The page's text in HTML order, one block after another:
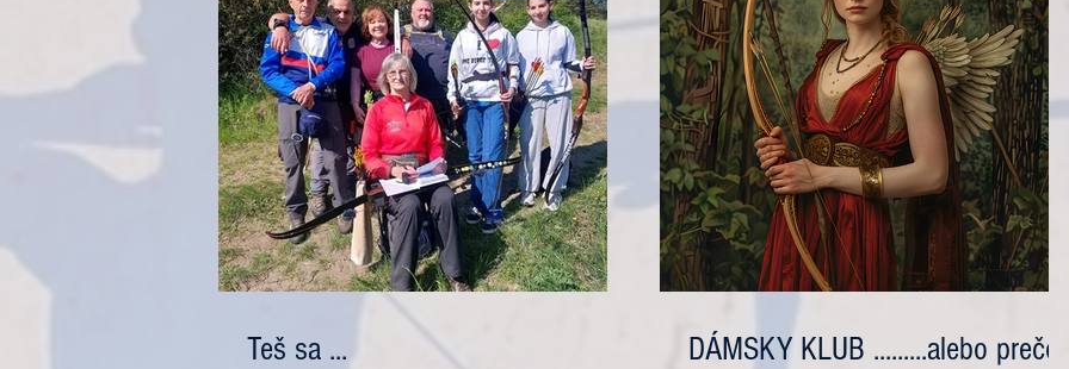
Teš sa ...
DÁMSKY KLUB .........alebo prečo